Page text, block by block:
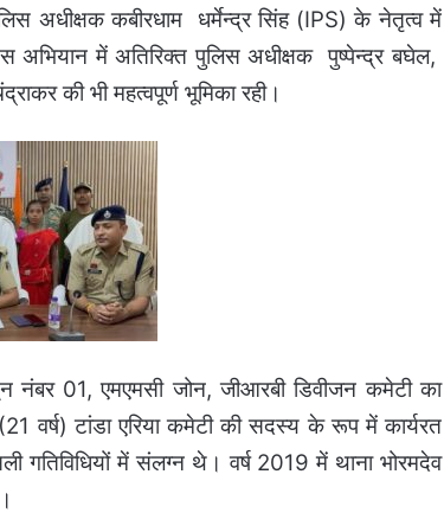
अधीक्षक कबीरधाम धर्मेन्द्र सिंह (IPS) के नेतृत्व में
में अतिरिक्त पुलिस अधीक्षक पुष्पेन्द्र बघेल,
की भी महत्वपूर्ण भूमिका रही।
01, एमएमसी जोन, जीआरबी डिवीजन कमेटी का
वर्ष) टांडा एरिया कमेटी की सदस्य के रूप में कार्यरत
गतिविधियों में संलग्न थे। वर्ष 2019 में थाना भोरमदेव